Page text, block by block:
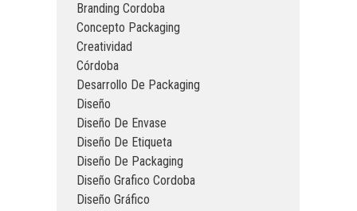
Branding Cordoba
Concepto Packaging
Creatividad
Córdoba
Desarrollo De Packaging
Diseño
Diseño De Envase
Diseño De Etiqueta
Diseño De Packaging
Diseño Grafico Cordoba
Diseño Gráfico